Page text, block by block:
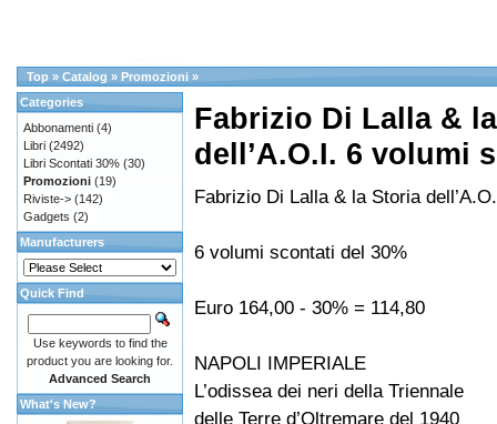
Top » Catalog » Promozioni »
Fabrizio Di Lalla &
dell’A.O.I. 6 volumi
Fabrizio Di Lalla & la Storia
6 volumi scontati del 30%
Euro 164,00 - 30% = 114,80
NAPOLI IMPERIALE
L’odissea dei neri della Triennale
delle Terre d’Oltremare del 1940
Categories
Abbonamenti (4)
Libri (2492)
Libri Scontati 30% (30)
Promozioni (19)
Riviste-> (142)
Gadgets (2)
Manufacturers
Quick Find
Use keywords to find the
product you are looking for.
Advanced Search
What's New?